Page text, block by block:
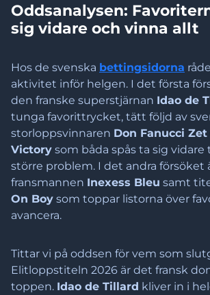
Oddsanalysen:
sig vidare och vinna allt
Hos de svenska bettingsidorna
aktivitet inför helgen. I det första
den franske superstjärnan Idao de
tunga favorittrycket, tätt följd av
storloppsvinnaren Don Fanucci Zet
Victory som båda spås ta sig
större problem. I det andra försöket
fransmannen Inexess Bleu samt
On Boy som toppar listorna över
avancera.
Tittar vi på oddsen för vem som
Elitloppstiteln 2026 är det fransk
toppen. Idao de Tillard kliver in i